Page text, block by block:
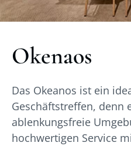
Okenaos
Das Okeanos ist ein
Geschäftstreffen, denn
ablenkungsfreie
hochwertigen Service